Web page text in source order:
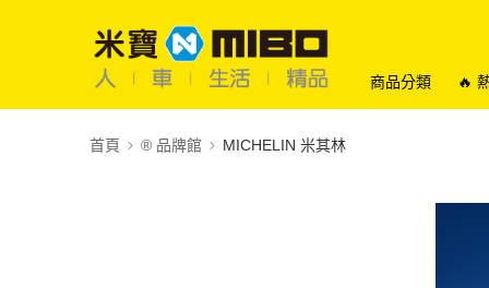
商品分類 🔥
首頁 ®️ 品牌館 MICHELIN 米其林